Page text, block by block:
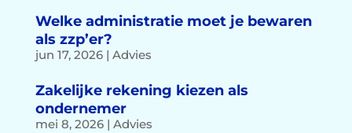
Welke administratie moet je bewaren
als zzp’er?
jun 17, 2026| Advies
Zakelijke rekening kiezen als
ondernemer
mei 8, 2026| Advies